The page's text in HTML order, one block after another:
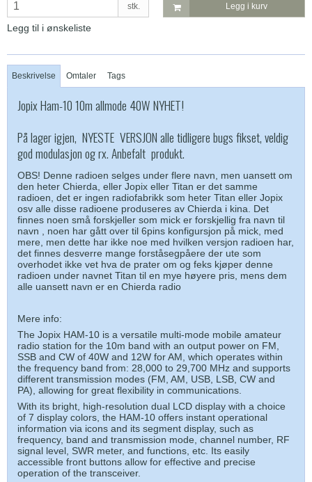
stk. Legg i kurv
Legg til i ønskeliste
Beskrivelse Omtaler Tags
Jopix Ham-10 10m allmode 40WNYHET!
På lager igjen, NYESTE VERSJON alle tidligere bugs fikset, veldig
god modulasjon og rx. Anbefalt produkt.
OBS! Denne radioen selges under flere navn, men uansett om
den heter Chierda, eller Jopix eller Titan er det samme
radioen, det er ingen radiofabrikk som heter Titan eller Jopix
osv alle disse radioene produseres av Chierda i kina. Det
finnes noen små forskjeller som mick er forskjellig fra navn til
navn , noen har gått over til 6pins konfigursjon på mick, med
mere, men dette har ikke noe med hvilken versjon radioen har,
det finnes desverre mange forståsegpåere der ute som
overhodet ikke vet hva de prater om og feks kjøper denne
radioen under navnet Titan til en mye høyere pris, mens dem
alle uansett navn er en Chierda radio
Mere info:
The Jopix HAM-10 is a versatile multi-mode mobile amateur
radio station for the 10m band with an output power on FM,
SSB and CW of 40W and 12W for AM, which operates within
the frequency band from: 28,000 to 29,700 MHz and supports
different transmission modes (FM, AM, USB, LSB, CW and
PA), allowing for great flexibility in communications.
With its bright, high-resolution dual LCD display with a choice
of 7 display colors, the HAM-10 offers instant operational
information via icons and its segment display, such as
frequency, band and transmission mode, channel number, RF
signal level, SWR meter, and functions, etc. Its easily
accessible front buttons allow for effective and precise
operation of the transceiver.